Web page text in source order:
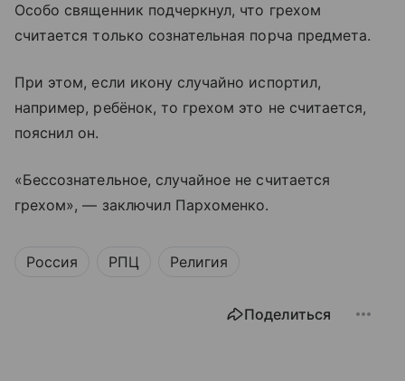
Особо священник подчеркнул, что грехом
считается только сознательная порча предмета.
При этом, если икону случайно испортил,
например, ребёнок, то грехом это не считается,
пояснил он.
«Бессознательное, случайное не считается
грехом», — заключил Пархоменко.
Россия РПЦ Религия
Поделиться